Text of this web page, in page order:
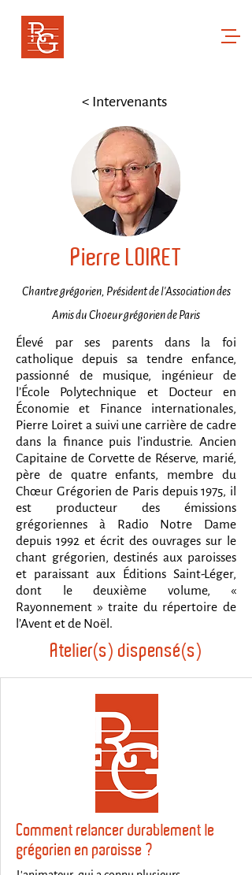
< Intervenants
Pierre LOIRET
Chantre grégorien, Président de l'Association des
Amis du Choeur grégorien de Paris
Élevé par ses parents dans la foi
catholique depuis sa tendre enfance,
passionné de musique, ingénieur de
l’École Polytechnique et Docteur en
Économie et Finance internationales,
Pierre Loiret a suivi une carrière de cadre
dans la finance puis l’industrie. Ancien
Capitaine de Corvette de Réserve, marié,
père de quatre enfants, membre du
Chœur Grégorien de Paris depuis 1975, il
est producteur des émissions
grégoriennes à Radio Notre Dame
depuis 1992 et écrit des ouvrages sur le
chant grégorien, destinés aux paroisses
et paraissant aux Éditions Saint-Léger,
dont le deuxième volume, «
Rayonnement » traite du répertoire de
l’Avent et de Noël.
Atelier(s) dispensé(s)
Comment relancer durablement le
grégorien en paroisse ?